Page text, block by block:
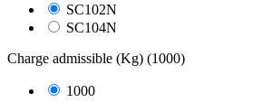
SC102N
SC104N
Charge admissible (Kg) (1000)
1000